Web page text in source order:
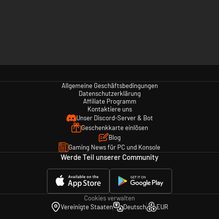
Allgemeine Geschäftsbedingungen
Datenschutzerklärung
Affiliate Programm
Kontaktiere uns
Unser Discord-Server & Bot
Geschenkkarte einlösen
Blog
Gaming News für PC und Konsole
Werde Teil unserer Community
Cookies verwalten
Vereinigte Staaten
Deutsch EUR